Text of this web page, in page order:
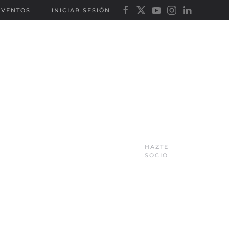
INICIAR SESIÓN
HAZTE
SOCIO